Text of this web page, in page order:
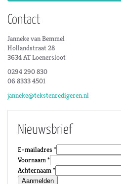
Contact
Janneke van Bemmel
Hollandstraat 28
3634 AT Loenersloot
0294 290 830
06 8333 4501
janneke@tekstenredigeren.nl
Nieuwsbrief
E-mailadres *
Voornaam *
Achternaam *